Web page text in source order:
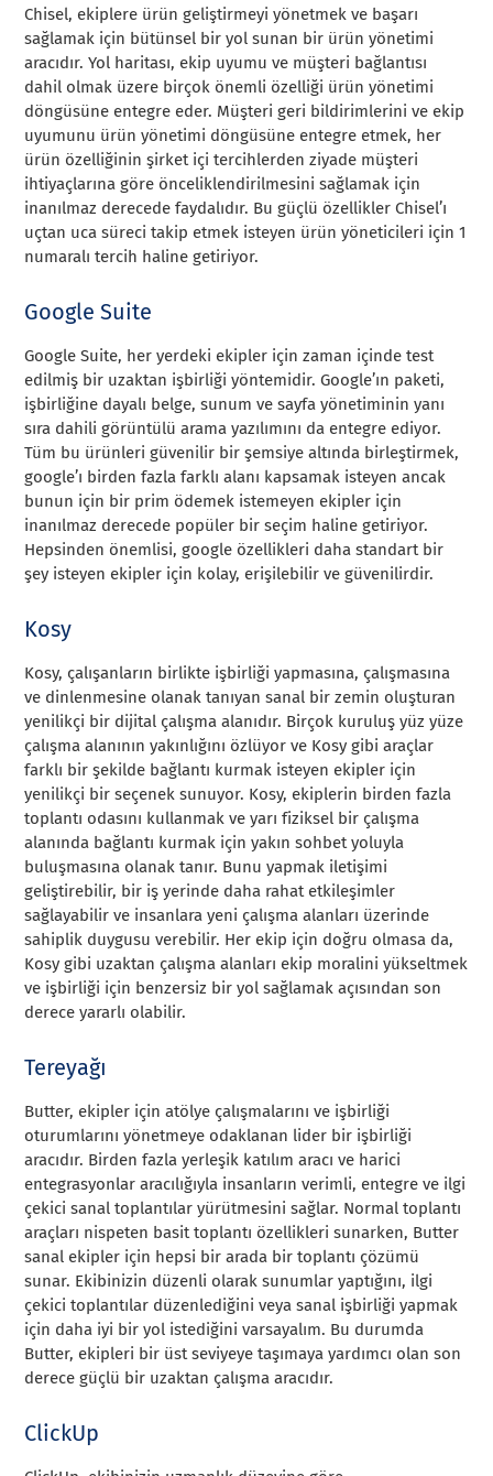
Chisel, ekiplere ürün geliştirmeyi yönetmek ve başarı
sağlamak için bütünsel bir yol sunan bir ürün yönetimi
aracıdır. Yol haritası, ekip uyumu ve müşteri bağlantısı
dahil olmak üzere birçok önemli özelliği ürün yönetimi
döngüsüne entegre eder. Müşteri geri bildirimlerini ve ekip
uyumunu ürün yönetimi döngüsüne entegre etmek, her
ürün özelliğinin şirket içi tercihlerden ziyade müşteri
ihtiyaçlarına göre önceliklendirilmesini sağlamak için
inanılmaz derecede faydalıdır. Bu güçlü özellikler Chisel’ı
uçtan uca süreci takip etmek isteyen ürün yöneticileri için 1
numaralı tercih haline getiriyor.
Google Suite
Google Suite, her yerdeki ekipler için zaman içinde test
edilmiş bir uzaktan işbirliği yöntemidir. Google’ın paketi,
işbirliğine dayalı belge, sunum ve sayfa yönetiminin yanı
sıra dahili görüntülü arama yazılımını da entegre ediyor.
Tüm bu ürünleri güvenilir bir şemsiye altında birleştirmek,
google’ı birden fazla farklı alanı kapsamak isteyen ancak
bunun için bir prim ödemek istemeyen ekipler için
inanılmaz derecede popüler bir seçim haline getiriyor.
Hepsinden önemlisi, google özellikleri daha standart bir
şey isteyen ekipler için kolay, erişilebilir ve güvenilirdir.
Kosy
Kosy, çalışanların birlikte işbirliği yapmasına, çalışmasına
ve dinlenmesine olanak tanıyan sanal bir zemin oluşturan
yenilikçi bir dijital çalışma alanıdır. Birçok kuruluş yüz yüze
çalışma alanının yakınlığını özlüyor ve Kosy gibi araçlar
farklı bir şekilde bağlantı kurmak isteyen ekipler için
yenilikçi bir seçenek sunuyor. Kosy, ekiplerin birden fazla
toplantı odasını kullanmak ve yarı fiziksel bir çalışma
alanında bağlantı kurmak için yakın sohbet yoluyla
buluşmasına olanak tanır. Bunu yapmak iletişimi
geliştirebilir, bir iş yerinde daha rahat etkileşimler
sağlayabilir ve insanlara yeni çalışma alanları üzerinde
sahiplik duygusu verebilir. Her ekip için doğru olmasa da,
Kosy gibi uzaktan çalışma alanları ekip moralini yükseltmek
ve işbirliği için benzersiz bir yol sağlamak açısından son
derece yararlı olabilir.
Tereyağı
Butter, ekipler için atölye çalışmalarını ve işbirliği
oturumlarını yönetmeye odaklanan lider bir işbirliği
aracıdır. Birden fazla yerleşik katılım aracı ve harici
entegrasyonlar aracılığıyla insanların verimli, entegre ve ilgi
çekici sanal toplantılar yürütmesini sağlar. Normal toplantı
araçları nispeten basit toplantı özellikleri sunarken, Butter
sanal ekipler için hepsi bir arada bir toplantı çözümü
sunar. Ekibinizin düzenli olarak sunumlar yaptığını, ilgi
çekici toplantılar düzenlediğini veya sanal işbirliği yapmak
için daha iyi bir yol istediğini varsayalım. Bu durumda
Butter, ekipleri bir üst seviyeye taşımaya yardımcı olan son
derece güçlü bir uzaktan çalışma aracıdır.
ClickUp